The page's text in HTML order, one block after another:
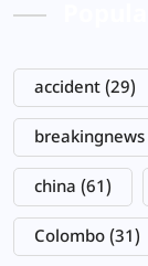
accident (29)
breakingnews
china (61)
Colombo (31)